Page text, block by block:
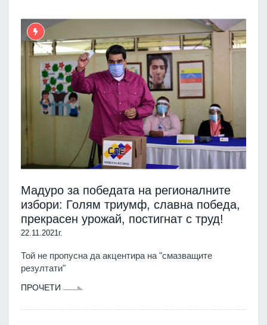
Мадуро за победата на регионалните
избори: Голям триумф, славна победа,
прекрасен урожай, постигнат с труд!
22.11.2021г.
Той не пропусна да акцентира на "смазващите
резултати"
ПРОЧЕТИ